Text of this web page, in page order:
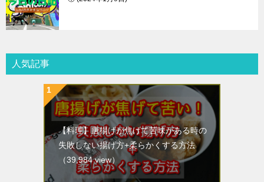
人気記事
【料理】唐揚げが焦げて苦味がある時の
失敗しない揚げ方+柔らかくする方法
（39,984 view）